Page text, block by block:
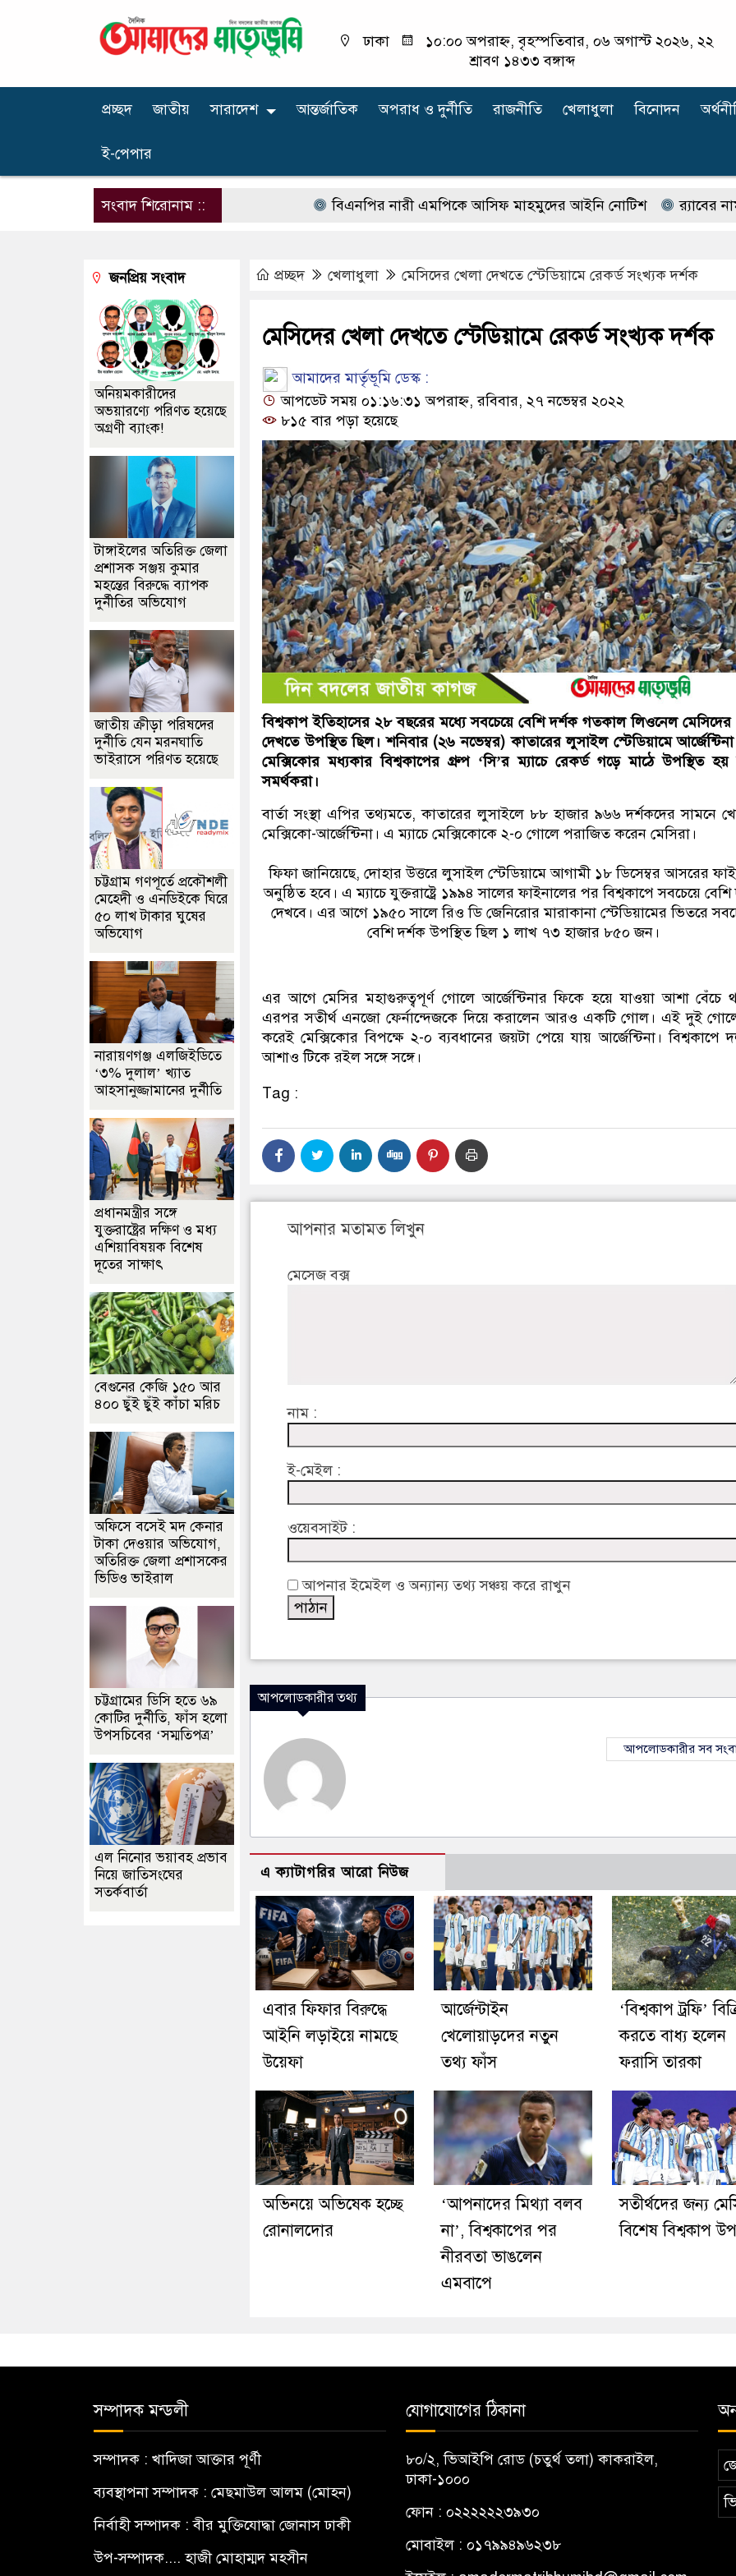
ঢাকা
১০:০০ অপরাহ্ন, বৃহস্পতিবার, ০৬ অগাস্ট ২০২৬, ২২
শ্রাবণ ১৪৩৩ বঙ্গাব্দ
প্রচ্ছদ জাতীয় সারাদেশ আন্তর্জাতিক অপরাধ ‍ও দুর্নীতি রাজনীতি খেলাধুলা বিনোদন
ই-পেপার
সংবাদ শিরোনাম :: বিএনপির নারী এমপিকে আসিফ মাহমুদের আইনি নোটিশ র‍্যাবের নাম
প্রচ্ছদ খেলাধুলা মেসিদের খেলা দেখতে স্টেডিয়ামে রেকর্ড সংখ্যক দর্শক
মেসিদের খেলা দেখতে স্টেডিয়ামে রেকর্ড সংখ্যক দর্শক
আমাদের মার্তৃভূমি ডেস্ক :
আপডেট সময় ০১:১৬:৩১ অপরাহ্ন, রবিবার, ২৭ নভেম্বর ২০২২
৮১৫ বার পড়া হয়েছে
বিশ্বকাপ ইতিহাসের ২৮ বছরের মধ্যে সবচেয়ে বেশি দর্শক গতকাল লিওনেল মেসিদের
দেখতে উপস্থিত ছিল। শনিবার (২৬ নভেম্বর) কাতারের লুসাইল স্টেডিয়ামে
মেক্সিকোর মধ্যকার বিশ্বকাপের গ্রুপ ‘সি’র ম্যাচে রেকর্ড গড়ে মাঠে উপস্থিত হয়
সমর্থকরা।
বার্তা সংস্থা এপির তথ্যমতে, কাতারের লুসাইলে ৮৮ হাজার ৯৬৬ দর্শকদের সামনে
মেক্সিকো-আর্জেন্টিনা। এ ম্যাচে মেক্সিকোকে ২-০ গোলে পরাজিত করেন মেসিরা।
ফিফা জানিয়েছে, দোহার উত্তরে লুসাইল স্টেডিয়ামে আগামী ১৮ ডিসেম্বর আসরের
অনুষ্ঠিত হবে। এ ম্যাচে যুক্তরাষ্ট্রে ১৯৯৪ সালের ফাইনালের পর বিশ্বকাপে সবচেয়ে বেশি
দেখবে। এর আগে ১৯৫০ সালে রিও ডি জেনিরোর মারাকানা স্টেডিয়ামের ভিতরে
বেশি দর্শক উপস্থিত ছিল ১ লাখ ৭৩ হাজার ৮৫০ জন।
এর আগে মেসির মহাগুরুত্বপূর্ণ গোলে আর্জেন্টিনার ফিকে হয়ে যাওয়া আশা বেঁচে
এরপর সতীর্থ এনজো ফের্নান্দেজকে দিয়ে করালেন আরও একটি গোল। এই দুই
করেই মেক্সিকোর বিপক্ষে ২-০ ব্যবধানের জয়টা পেয়ে যায় আর্জেন্টিনা। বিশ্বকাপে
আশাও টিকে রইল সঙ্গে সঙ্গে।
Tag :
আপনার মতামত লিখুন
মেসেজ বক্স
নাম :
ই-মেইল :
ওয়েবসাইট :
আপনার ইমেইল ও অন্যান্য তথ্য সঞ্চয় করে রাখুন
আপলোডকারীর তথ্য
আপলোডকারীর সব
এ ক্যাটাগরির আরো নিউজ
এবার ফিফার বিরুদ্ধে
আইনি লড়াইয়ে নামছে
উয়েফা
আর্জেন্টাইন
খেলোয়াড়দের নতুন
তথ্য ফাঁস
‘বিশ্বকাপ ট্রফি’
করতে বাধ্য হলেন
ফরাসি তারকা
অভিনয়ে অভিষেক হচ্ছে
রোনালদোর
‘আপনাদের মিথ্যা বলব
না’, বিশ্বকাপের পর
নীরবতা ভাঙলেন
এমবাপে
সতীর্থদের জন্য
বিশেষ বিশ্বকাপ
জনপ্রিয় সংবাদ
অনিয়মকারীদের
অভয়ারণ্যে পরিণত হয়েছে
অগ্রণী ব্যাংক!
টাঙ্গাইলের অতিরিক্ত জেলা
প্রশাসক সঞ্জয় কুমার
মহন্তের বিরুদ্ধে ব্যাপক
দুর্নীতির অভিযোগ
জাতীয় ক্রীড়া পরিষদের
দুর্নীতি যেন মরনঘাতি
ভাইরাসে পরিণত হয়েছে
চট্টগ্রাম গণপূর্তে প্রকৌশলী
মেহেদী ও এনডিইকে ঘিরে
৫০ লাখ টাকার ঘুষের
অভিযোগ
নারায়ণগঞ্জ এলজিইডিতে
‘৩% দুলাল’ খ্যাত
আহসানুজ্জামানের দুর্নীতি
প্রধানমন্ত্রীর সঙ্গে
যুক্তরাষ্ট্রের দক্ষিণ ও মধ্য
এশিয়াবিষয়ক বিশেষ
দূতের সাক্ষাৎ
বেগুনের কেজি ১৫০ আর
৪০০ ছুঁই ছুঁই কাঁচা মরিচ
অফিসে বসেই মদ কেনার
টাকা দেওয়ার অভিযোগ,
অতিরিক্ত জেলা প্রশাসকের
ভিডিও ভাইরাল
চট্টগ্রামের ডিসি হতে ৬৯
কোটির দুর্নীতি, ফাঁস হলো
উপসচিবের ‘সম্মতিপত্র’
এল নিনোর ভয়াবহ প্রভাব
নিয়ে জাতিসংঘের
সতর্কবার্তা
সম্পাদক মন্ডলী
সম্পাদক : খাদিজা আক্তার পূর্ণী
ব্যবস্থাপনা সম্পাদক : মেছমাউল আলম (মোহন)
নির্বাহী সম্পাদক : বীর মুক্তিযোদ্ধা জোনাস ঢাকী
উপ-সম্পাদক.... হাজী মোহাম্মদ মহসীন
যোগাযোগের ঠিকানা
৮০/২, ভিআইপি রোড (চতুর্থ তলা) কাকরাইল,
ঢাকা-১০০০
ফোন : ০২২২২২২৩৯৩০
মোবাইল : ০১৭৯৯৪৯৬২৩৮